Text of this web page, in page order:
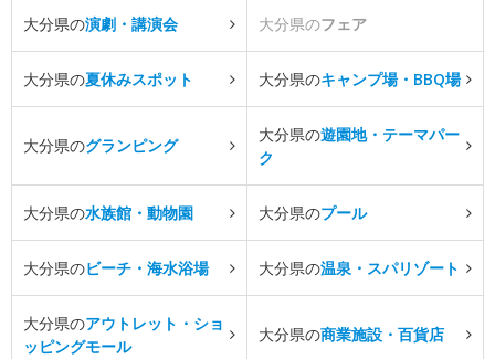
大分県の演劇・講演会 大分県のフェア
大分県の夏休みスポット 大分県のキャンプ場・BBQ場
大分県のグランピング
大分県の遊園地・テーマパー
ク
大分県の水族館・動物園 大分県のプール
大分県のビーチ・海水浴場 大分県の温泉・スパリゾート
大分県のアウトレット・ショ
ッピングモール
大分県の商業施設・百貨店